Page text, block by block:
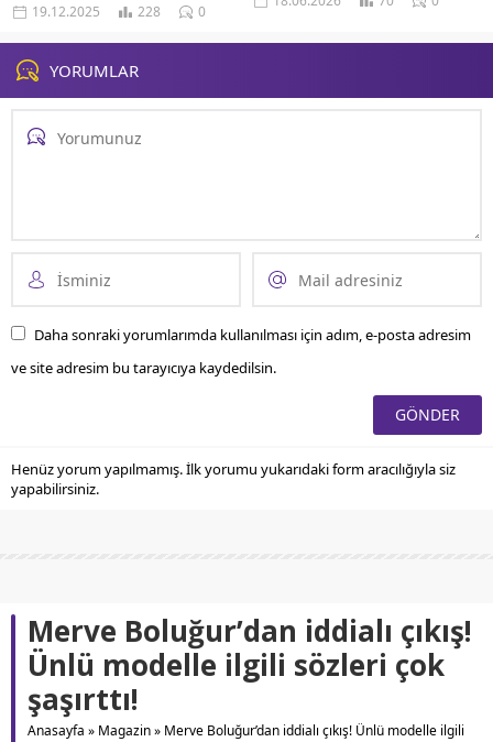
hayat veren genç oyuncu Aleyna...
19.12.2025 228 0
gelişmeleri detaylarıyla keşfedin.
YORUMLAR
Daha sonraki yorumlarımda kullanılması için adım, e-posta adresim
ve site adresim bu tarayıcıya kaydedilsin.
Henüz yorum yapılmamış. İlk yorumu yukarıdaki form aracılığıyla siz
yapabilirsiniz.
Merve Boluğur’dan iddialı çıkış!
Ünlü modelle ilgili sözleri çok
şaşırttı!
Anasayfa » Magazin» Merve Boluğur’dan iddialı çıkış! Ünlü modelle ilgili